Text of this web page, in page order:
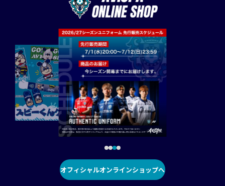
オフィシャルオンラインショップへ